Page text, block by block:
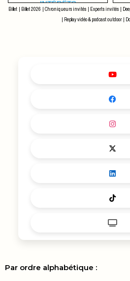
INTÉRÊTS
Billet | Billet 2026 | Chroniqueurs invités | Experts invités |
| Replay vidéo & podcast outdoor |
Par ordre alphabétique :